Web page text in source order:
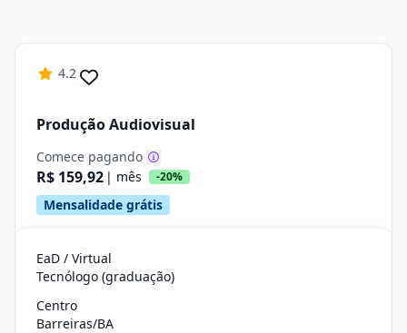
4.2
Produção Audiovisual
Comece pagando
R$ 159,92 | mês -20%
Mensalidade grátis
EaD / Virtual
Tecnólogo (graduação)
Centro
Barreiras/BA